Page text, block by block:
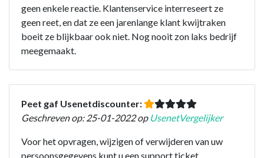
geen enkele reactie. Klantenservice interreseert ze
geen reet, en dat ze een jarenlange klant kwijtraken
boeit ze blijkbaar ook niet. Nog nooit zon laks bedrijf
meegemaakt.
Peet gaf Usenetdiscounter:
Geschreven op: 25-01-2022 op UsenetVergelijker
Voor het opvragen, wijzigen of verwijderen van uw
persoonsgegevens kunt u een support ticket